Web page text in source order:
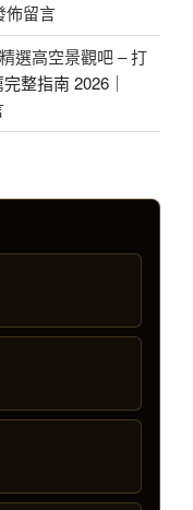
佈留言
選高空景觀吧 – 打
整指南 2026｜